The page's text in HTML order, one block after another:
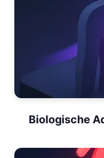
Biologische